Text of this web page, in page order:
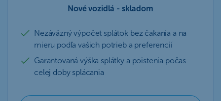
Nové vozidlá - skladom
Nezáväzný výpočet splátok bez čakania a na
mieru podľa vašich potrieb a preferencií
Garantovaná výška splátky a poistenia počas
celej doby splácania